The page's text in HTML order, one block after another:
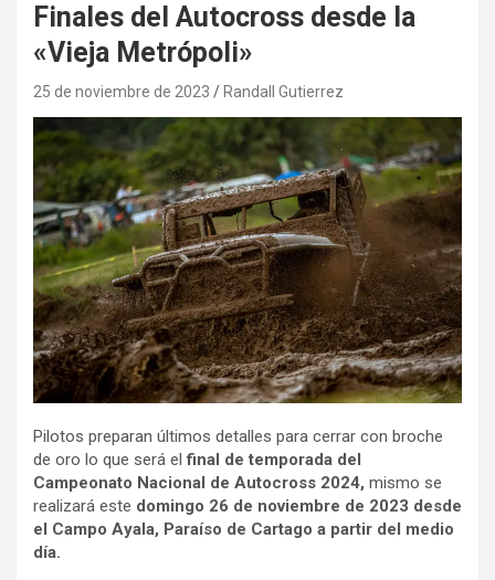
Finales del Autocross desde la
«Vieja Metrópoli»
25 de noviembre de 2023 Randall Gutierrez
Pilotos preparan últimos detalles para cerrar con broche
de oro lo que será elfinal de temporada del
Campeonato Nacional de Autocross 2024, mismo se
realizará este domingo 26 de noviembre de 2023 desde
el Campo Ayala, Paraíso de Cartago a partir del medio
día.